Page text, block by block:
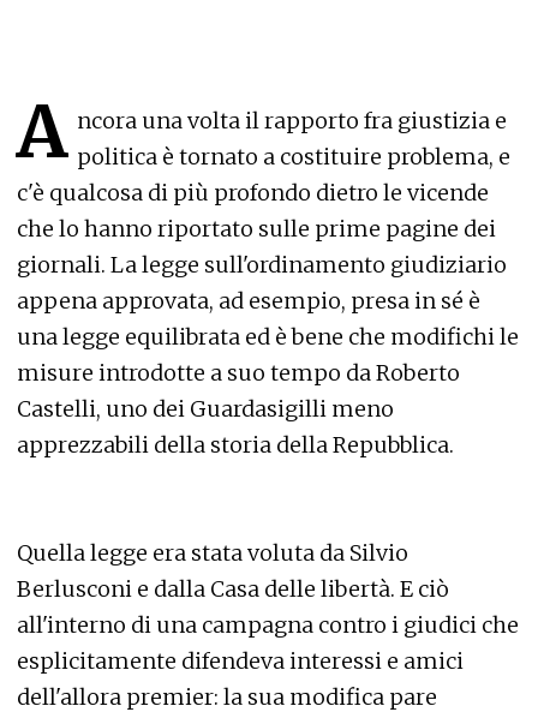
A ncora una volta il rapporto fra giustizia e
politica è tornato a costituire problema, e
c'è qualcosa di più profondo dietro le vicende
che lo hanno riportato sulle prime pagine dei
giornali. La legge sull'ordinamento giudiziario
appena approvata, ad esempio, presa in sé è
una legge equilibrata ed è bene che modifichi le
misure introdotte a suo tempo da Roberto
Castelli, uno dei Guardasigilli meno
apprezzabili della storia della Repubblica.
Quella legge era stata voluta da Silvio
Berlusconi e dalla Casa delle libertà. E ciò
all'interno di una campagna contro i giudici che
esplicitamente difendeva interessi e amici
dell'allora premier: la sua modifica pare